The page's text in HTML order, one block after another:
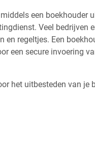
een boekhouder
Veel bedrijven
en regeltjes. Een
een secure invoering
het uitbesteden van